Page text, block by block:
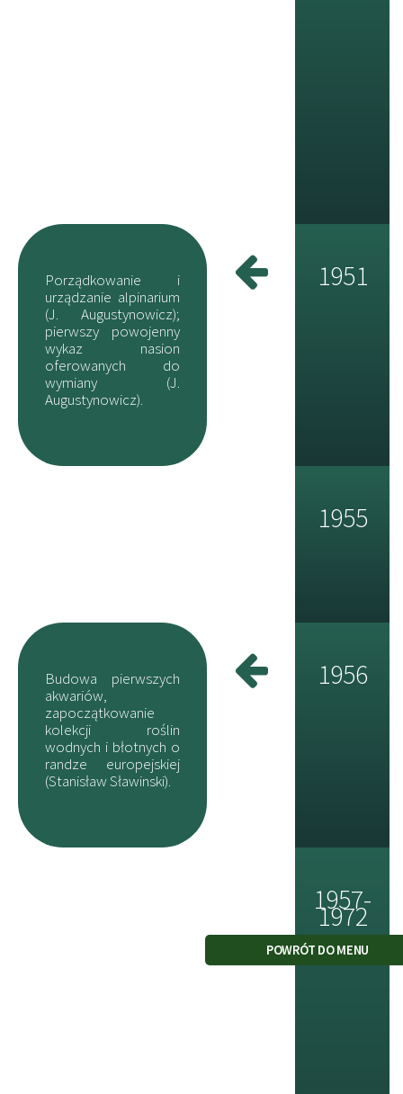
Porządkowanie i
urządzanie alpinarium
(J. Augustynowicz);
pierwszy powojenny
wykaz nasion
oferowanych do
wymiany (J.
Augustynowicz).
1951
1955
Budowa pierwszych
akwariów,
zapoczątkowanie
kolekcji roślin
wodnych i błotnych o
randze europejskiej
(Stanisław Sławinski).
1956
1957-
1972
POWRÓT DO MENU